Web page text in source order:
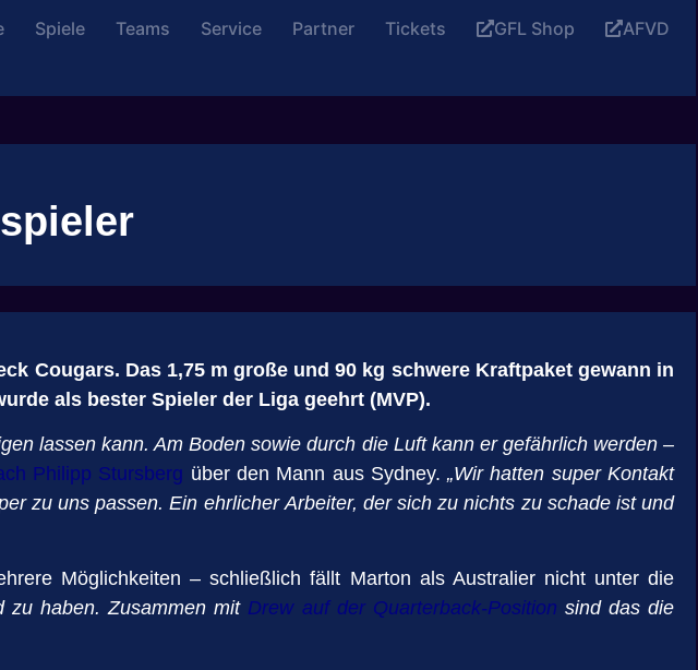
Spiele Teams Service Partner Tickets GFL Shop AFVD
Cougars. Das 1,75 m große und 90 kg schwere Kraftpaket gewann in
als bester Spieler der Liga geehrt (MVP).
lassen kann. Am Boden sowie durch die Luft kann er gefährlich werden –
Philipp Stursberg über den Mann aus Sydney.„Wir hatten super Kontakt
zu uns passen. Ein ehrlicher Arbeiter, der sich zu nichts zu schade ist und
Möglichkeiten – schließlich fällt Marton als Australier nicht unter die
haben. Zusammen mit Drew auf der Quarterback-Position sind das die